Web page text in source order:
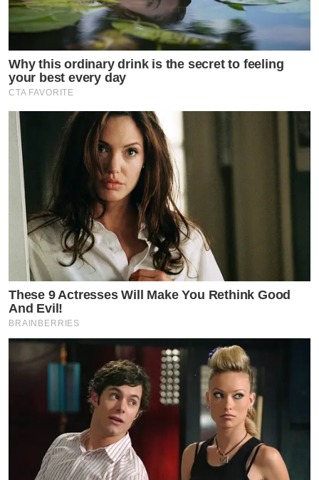
Why this ordinary drink is the secret to feeling
your best every day
CTA FAVORITE
These 9 Actresses Will Make You Rethink Good
And Evil!
BRAINBERRIES